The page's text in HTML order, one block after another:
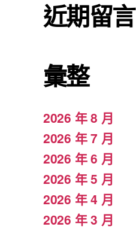
近期留言
彙整
2026 年 8 月
2026 年 7 月
2026 年 6 月
2026 年 5 月
2026 年 4 月
2026 年 3 月